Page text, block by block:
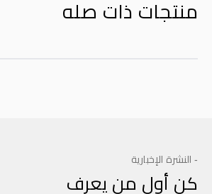
منتجات ذات صله
- النشرة الإخبارية
كن أول من يعرف